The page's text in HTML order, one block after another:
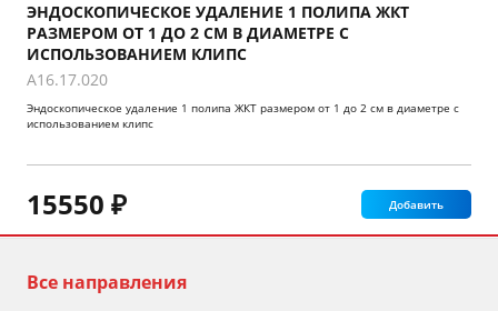
ЭНДОСКОПИЧЕСКОЕ УДАЛЕНИЕ 1 ПОЛИПА ЖКТ
РАЗМЕРОМ ОТ 1 ДО 2 СМ В ДИАМЕТРЕ С
ИСПОЛЬЗОВАНИЕМ КЛИПС
A16.17.020
Эндоскопическое удаление 1 полипа ЖКТ размером от 1 до 2 см в диаметре с
использованием клипс
15550 ₽ Добавить
Все направления